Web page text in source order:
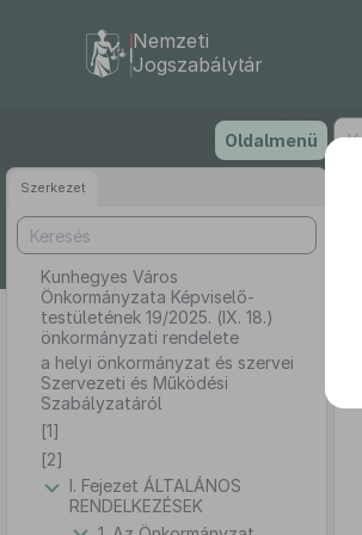
tartalomra
Nemzeti
Jogszabálytár
Oldalmenü
Szerkezet
Kunhegyes Város
Önkormányzata Képviselő-
testületének 19/2025. (IX. 18.)
önkormányzati rendelete
a helyi önkormányzat és szervei
Szervezeti és Működési
Szabályzatáról
[1]
[2]
I. Fejezet ÁLTALÁNOS
RENDELKEZÉSEK